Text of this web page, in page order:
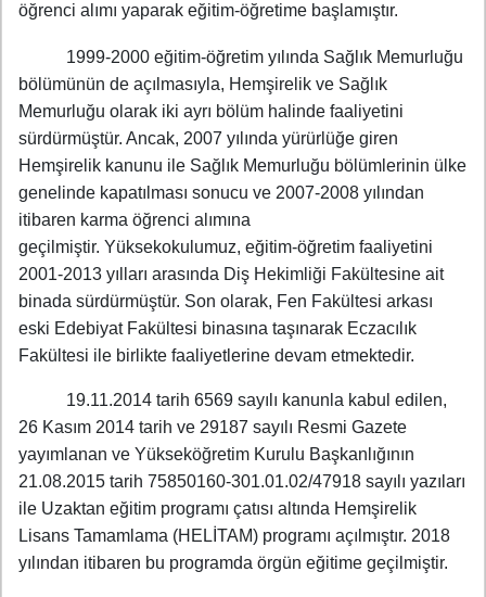
öğrenci alımı yaparak eğitim-öğretime başlamıştır.
1999-2000 eğitim-öğretim yılında Sağlık Memurluğu
bölümünün de açılmasıyla, Hemşirelik ve Sağlık
Memurluğu olarak iki ayrı bölüm halinde faaliyetini
sürdürmüştür. Ancak, 2007 yılında yürürlüğe giren
Hemşirelik kanunu ile Sağlık Memurluğu bölümlerinin ülke
genelinde kapatılması sonucu ve 2007-2008 yılından
itibaren karma öğrenci alımına
geçilmiştir. Yüksekokulumuz, eğitim-öğretim faaliyetini
2001-2013 yılları arasında Diş Hekimliği Fakültesine ait
binada sürdürmüştür. Son olarak, Fen Fakültesi arkası
eski Edebiyat Fakültesi binasına taşınarak Eczacılık
Fakültesi ile birlikte faaliyetlerine devam etmektedir.
19.11.2014 tarih 6569 sayılı kanunla kabul edilen,
26 Kasım 2014 tarih ve 29187 sayılı Resmi Gazete
yayımlanan ve Yükseköğretim Kurulu Başkanlığının
21.08.2015 tarih 75850160-301.01.02/47918 sayılı yazıları
ile Uzaktan eğitim programı çatısı altında Hemşirelik
Lisans Tamamlama (HELİTAM) programı açılmıştır. 2018
yılından itibaren bu programda örgün eğitime geçilmiştir.